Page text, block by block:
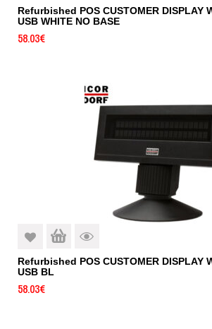
Refurbished POS CUSTOMER DISPLAY
USB WHITE NO BASE
58.03€
Refurbished POS CUSTOMER DISPLAY
USB BL
58.03€